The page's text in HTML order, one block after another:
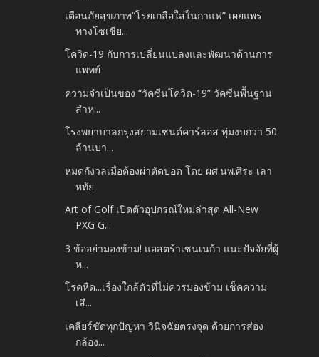
เตือนภัยสุขภาพ“โรยเกลือใส่ในกาแฟ” เผยแพร่
ทางโซเชีย...
โควิด-19 กับการเปลี่ยนแปลงและพัฒนาด้านการ
แพทย์
ความจำเป็นของ “วัคซีนโควิด-19” วัคซีนพื้นฐาน
สำห...
โรงพยาบาลกรุงสยามเซนต์คาร์ลอส ทุ่มงบกว่า 50
ล้านบา...
หมดกังวลเมื่อต้องผ่าตัดปอด โดย ผศ.นพ.ศิระ เลา
หทัย
Art of Golf เปิดตัวอุปกรณ์ใหม่ล่าสุด All-New
PXG G...
3 ข้ออย่ามองข้าม! แอสตร้าเซนเนก้า แนะปัจจัยที่ผู้
ห...
โรคหืด...เรื่องใกล้ตัวที่ไม่ควรมองข้าม เช็คความ
เสี...
เคลียร์ชัดทุกปัญหา วินิจฉัยตรงจุด ด้วยการส่อง
กล้อง...